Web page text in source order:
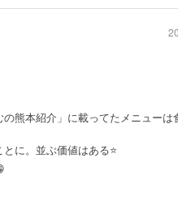
熊本紹介」に載ってたメニューは
に。並ぶ価値はある⭐️